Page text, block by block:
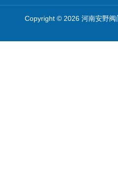
Copyright © 2026 河南安野阀